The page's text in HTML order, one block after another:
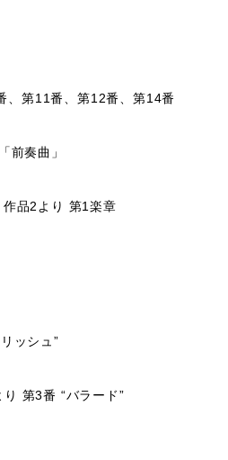
第12番、第14番
奏曲」
品2より 第1楽章
ッシュ”
第3番 “バラード”